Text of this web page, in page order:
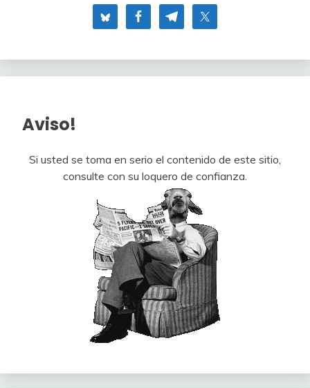
Aviso!
Si usted se toma en serio el contenido de este sitio,
consulte con su loquero de confianza.